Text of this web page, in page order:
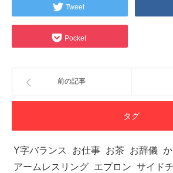
Tweet
Pocket
前の記事
タグ
Y字バランス お仕事 お茶 お辞儀
アームレスリング エプロン サイド